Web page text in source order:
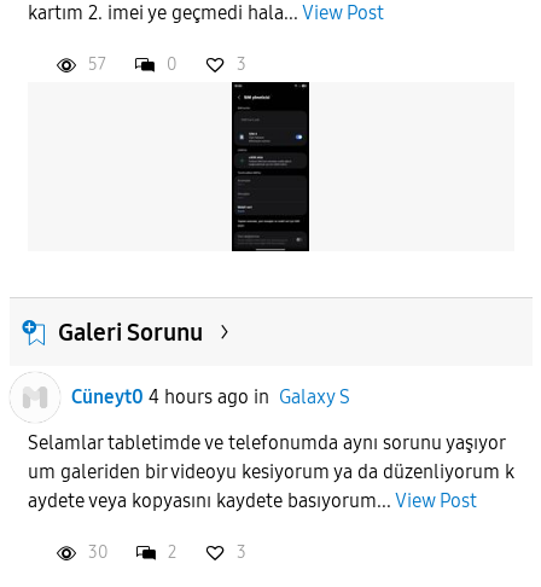
kartım 2. imei ye geçmedi hala... View Post
57 0 3
Galeri Sorunu
Cüneyt0 4 hours ago in Galaxy S
Selamlar tabletimde ve telefonumda aynı sorunu yaşıyor
um galeriden bir videoyu kesiyorum ya da düzenliyorum k
aydete veya kopyasını kaydete basıyorum... View Post
30 2 3